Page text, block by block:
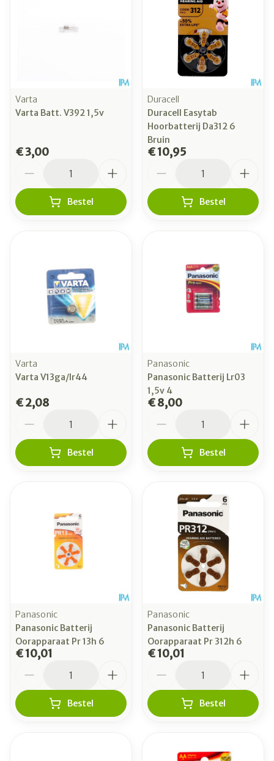
Varta
Varta Batt. V392 1,5v
€ 3,00
Bestel
Duracell
Duracell Easytab
Hoorbatterij Da312 6
Bruin
€ 10,95
Bestel
Varta
Varta V13ga/lr44
€ 2,08
Bestel
Panasonic
Panasonic Batterij Lr03
1,5v 4
€ 8,00
Bestel
Panasonic
Panasonic Batterij
Oorapparaat Pr 13h 6
€ 10,01
Bestel
Panasonic
Panasonic Batterij
Oorapparaat Pr 312h 6
€ 10,01
Bestel